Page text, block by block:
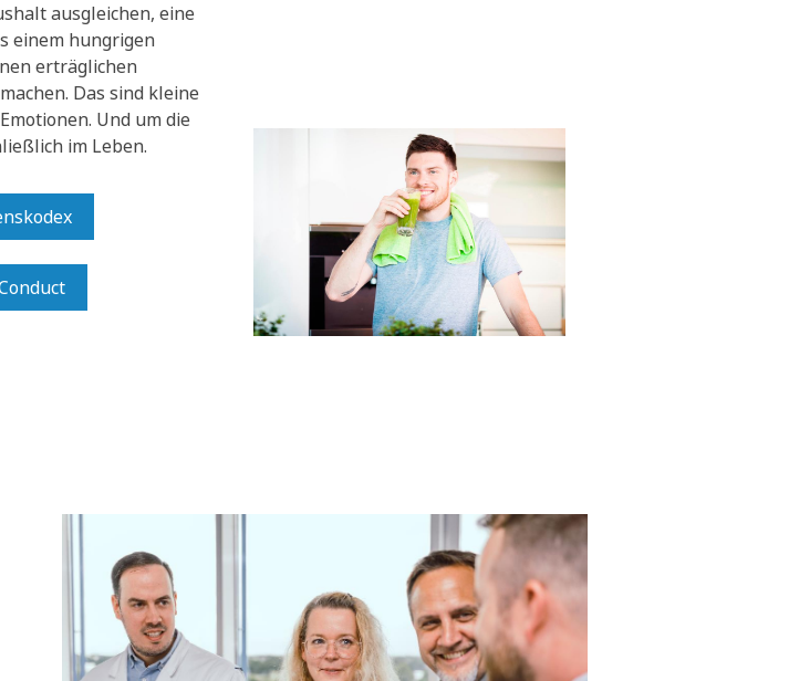
ausgleichen, eine
einem hungrigen
erträglichen
Das sind kleine
Und um die
im Leben.